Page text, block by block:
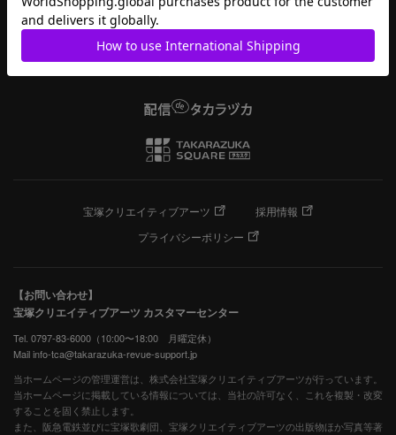
宝塚クリエイティブアーツ
採用情報
プライバシーポリシー
【お問い合わせ】
宝塚クリエイティブアーツ カスタマーセンター
Tel. 0797-83-6000（10:00〜18:00 月曜定休）
Mail info-tca@takarazuka-revue-support.jp
当ホームページの管理運営は、株式会社宝塚クリエイティブアーツが行っています。
当ホームページに掲載している情報については、当社の許可なく、これを複製・改変
することを固く禁止します。
また、阪急電鉄並びに宝塚歌劇団、宝塚クリエイティブアーツの出版物ほか写真等著